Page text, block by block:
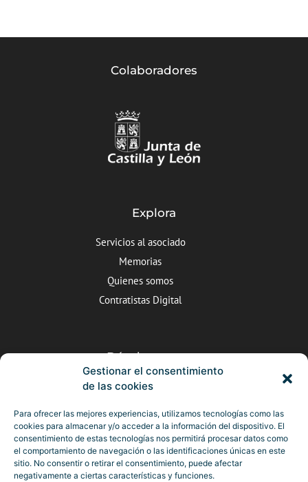
Gestionar el consentimiento
de las cookies
Para ofrecer las mejores experiencias, utilizamos tecnologías como las
cookies para almacenar y/o acceder a la información del dispositivo. El
consentimiento de estas tecnologías nos permitirá procesar datos como
el comportamiento de navegación o las identificaciones únicas en este
sitio. No consentir o retirar el consentimiento, puede afectar
negativamente a ciertas características y funciones.
Colaboradores
Explora
Servicios al asociado
Memorias
Quienes somos
Contratistas Digital
Dónde estamos
C/Valle de Arán nº5, Valladolid
camara@ccontratistascyl.es